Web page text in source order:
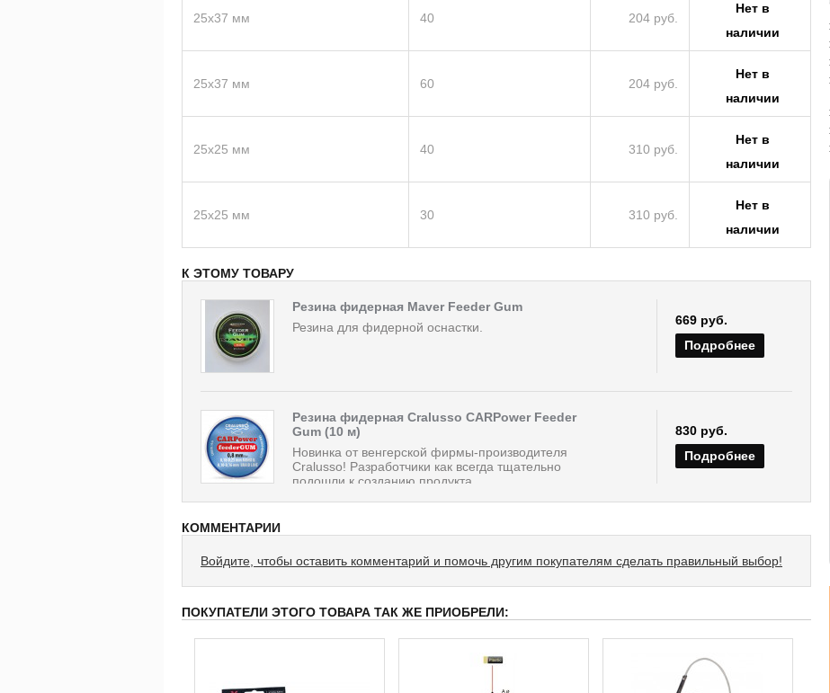
25х37 мм 40 204 руб.
Нет в
наличии
25х37 мм 60 204 руб.
Нет в
наличии
25х25 мм 40 310 руб.
Нет в
наличии
25х25 мм 30 310 руб.
Нет в
наличии
К ЭТОМУ ТОВАРУ
Резина фидерная Maver Feeder Gum
Резина для фидерной оснастки.
669 руб.
Подробнее
Резина фидерная Cralusso CARPower Feeder
Gum (10 м)
Новинка от венгерской фирмы-производителя
Cralusso! Разработчики как всегда тщательно
подошли к созданию продукта,...
830 руб.
Подробнее
КОММЕНТАРИИ
Войдите, чтобы оставить комментарий и помочь другим покупателям сделать правильный выбор!
ПОКУПАТЕЛИ ЭТОГО ТОВАРА ТАК ЖЕ ПРИОБРЕЛИ: